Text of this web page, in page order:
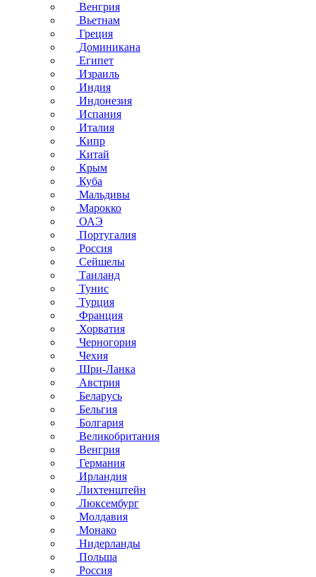
Венгрия
Вьетнам
Греция
Доминикана
Египет
Израиль
Индия
Индонезия
Испания
Италия
Кипр
Китай
Крым
Куба
Мальдивы
Марокко
ОАЭ
Португалия
Россия
Сейшелы
Таиланд
Тунис
Турция
Франция
Хорватия
Черногория
Чехия
Шри-Ланка
Австрия
Беларусь
Бельгия
Болгария
Великобритания
Венгрия
Германия
Ирландия
Лихтенштейн
Люксембург
Молдавия
Монако
Нидерланды
Польша
Россия